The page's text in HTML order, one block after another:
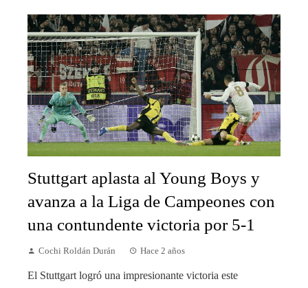
Stuttgart aplasta al Young Boys y
avanza a la Liga de Campeones con
una contundente victoria por 5-1
Cochi Roldán Durán Hace 2 años
El Stuttgart logró una impresionante victoria este